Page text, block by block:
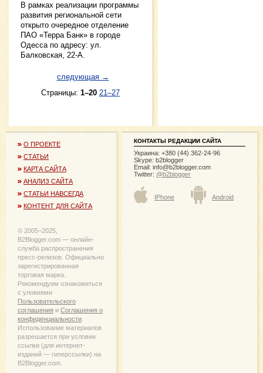
В рамках реализации программы
развития региональной сети
открыто очередное отделение
ПАО «Терра Банк» в городе
Одесса по адресу: ул.
Балковская, 22-А.
следующая →
Страницы: 1–20 21–27
О ПРОЕКТЕ
СТАТЬИ
КАРТА САЙТА
АНАЛИЗ САЙТА
СТАТЬИ НАВСЕГДА
КОНТЕНТ ДЛЯ САЙТА
© 2005−2025,
B2Blogger.com — онлайн-
служба распространения
пресс-релизов. Официально
зарегистрированная
торговая марка.
Рекомендуем ознакомиться
с уловиями
Пользовательского
соглашения и Соглашения о
конфиденциальности
Использование материалов
разрешается при условии
ссылки (для интернет-
изданий — гиперссылки) на
B2Blogger.com.
КОНТАКТЫ РЕДАКЦИИ САЙТА
Украина: +380 (44) 362-24-96
Skype: b2blogger
Email: info@b2blogger.com
Twitter: @b2blogger
IPhone Android